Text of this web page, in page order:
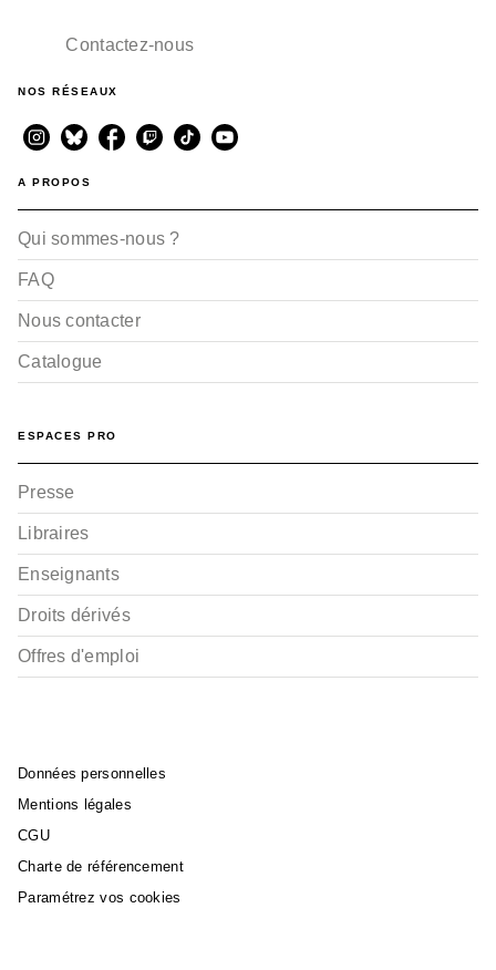
Contactez-nous
NOS RÉSEAUX
A PROPOS
Qui sommes-nous ?
FAQ
Nous contacter
Catalogue
ESPACES PRO
Presse
Libraires
Enseignants
Droits dérivés
Offres d'emploi
Données personnelles
Mentions légales
CGU
Charte de référencement
Paramétrez vos cookies